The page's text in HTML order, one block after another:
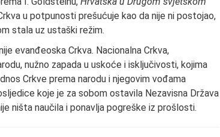
u potpunosti prešućuje kao da nije ni postojao,
stala uz ustaški režim.
evanđeoska Crkva. Nacionalna Crkva,
nužno zapada u uskoće i isključivosti, kojima
Crkve prema narodu i njegovim vođama
koje je za sobom ostavila Nezavisna Država
ništa naučila i ponavlja pogreške iz prošlosti.